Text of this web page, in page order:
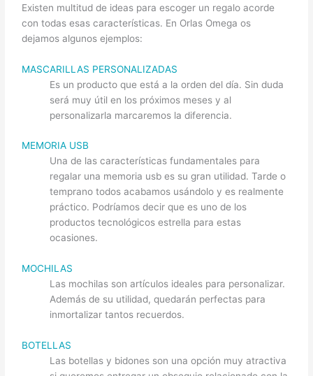
Existen multitud de ideas para escoger un regalo acorde
con todas esas características. En Orlas Omega os
dejamos algunos ejemplos:
MASCARILLAS PERSONALIZADAS
Es un producto que está a la orden del día. Sin duda
será muy útil en los próximos meses y al
personalizarla marcaremos la diferencia.
MEMORIA USB
Una de las características fundamentales para
regalar una memoria usb es su gran utilidad. Tarde o
temprano todos acabamos usándolo y es realmente
práctico. Podríamos decir que es uno de los
productos tecnológicos estrella para estas
ocasiones.
MOCHILAS
Las mochilas son artículos ideales para personalizar.
Además de su utilidad, quedarán perfectas para
inmortalizar tantos recuerdos.
BOTELLAS
Las botellas y bidones son una opción muy atractiva